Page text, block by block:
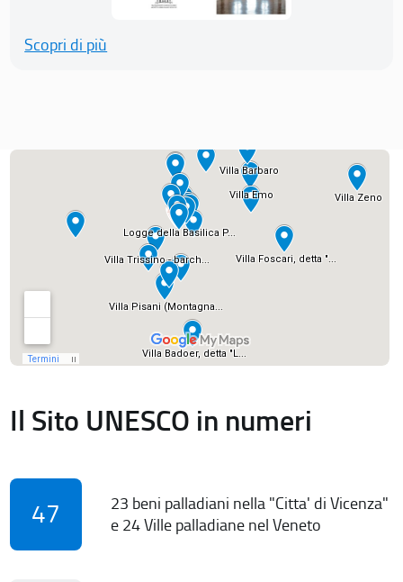
Scopri di più
Il Sito UNESCO in numeri
47
23 beni palladiani nella "Citta' di Vicenza"
e 24 Ville palladiane nel Veneto